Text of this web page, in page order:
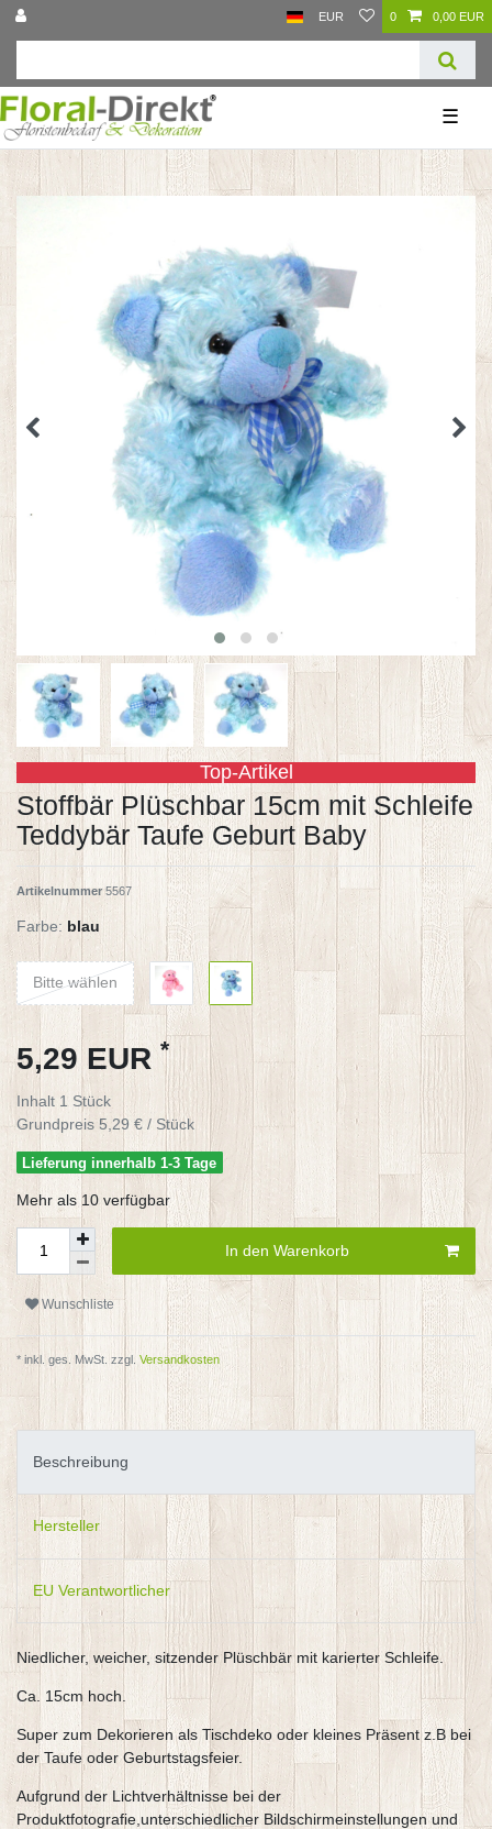
EUR 0 0,00 EUR
☰
Top-Artikel
Stoffbär Plüschbar 15cm mit Schleife
Teddybär Taufe Geburt Baby
Artikelnummer5567
Farbe: blau
Bitte wählen
5,29 EUR *
Inhalt 1 Stück
Grundpreis 5,29 € / Stück
Lieferung innerhalb 1-3 Tage
Mehr als 10 verfügbar
In den Warenkorb
Wunschliste
* inkl. ges. MwSt. zzgl. Versandkosten
Beschreibung
Hersteller
EU Verantwortlicher
Niedlicher, weicher, sitzender Plüschbär mit karierter Schleife.
Ca. 15cm hoch.
Super zum Dekorieren als Tischdeko oder kleines Präsent z.B bei
der Taufe oder Geburtstagsfeier.
Aufgrund der Lichtverhältnisse bei der
Produktfotografie,unterschiedlicher Bildschirmeinstellungen und